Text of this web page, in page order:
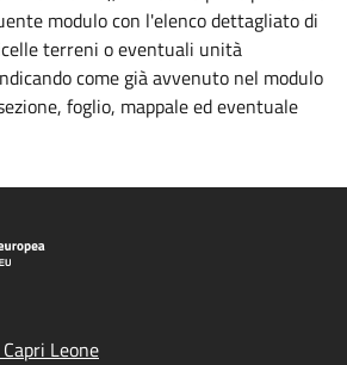
modulo con l'elenco dettagliato di
terreni o eventuali unità
come già avvenuto nel modulo
foglio, mappale ed eventuale
Leone